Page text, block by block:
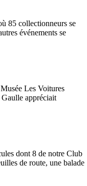
85 collectionneurs se
événements se
Les Voitures
appréciait
dont 8 de notre Club
de route, une balade